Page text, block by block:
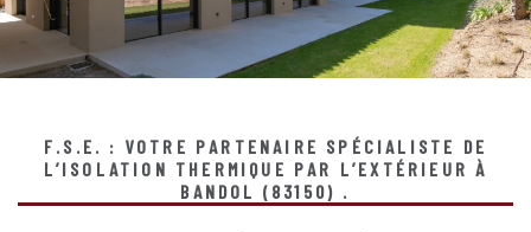
F.S.E. : VOTRE PARTENAIRE SPÉCIALISTE DE
L’ISOLATION THERMIQUE PAR L’EXTÉRIEUR À
BANDOL (83150) .